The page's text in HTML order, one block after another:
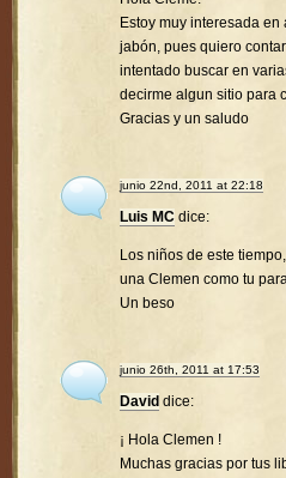
Estoy muy interesada
jabón, pues quiero
intentado buscar en
decirme algun sitio para
Gracias y un saludo
junio 22nd, 2011 at 22:18
Luis MC dice:
Los niños de este
una Clemen como tu
Un beso
junio 26th, 2011 at 17:53
David dice:
¡ Hola Clemen !
Muchas gracias por tus